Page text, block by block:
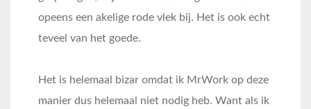
opeens een akelige rode vlek bij. Het is ook echt
teveel van het goede.
Het is helemaal bizar omdat ik MrWork op deze
manier dus helemaal niet nodig heb. Want als ik